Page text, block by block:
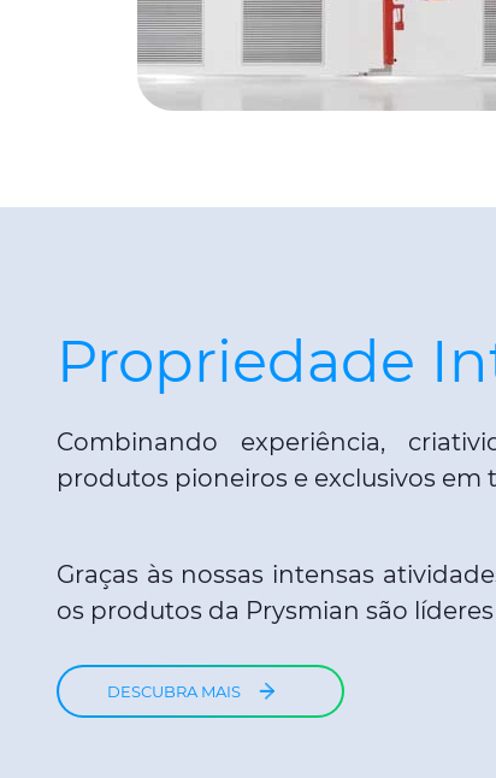
Propriedade
Combinando experiência,
produtos pioneiros e exclusivos em
Graças às nossas intensas
os produtos da Prysmian são
DESCUBRA MAIS